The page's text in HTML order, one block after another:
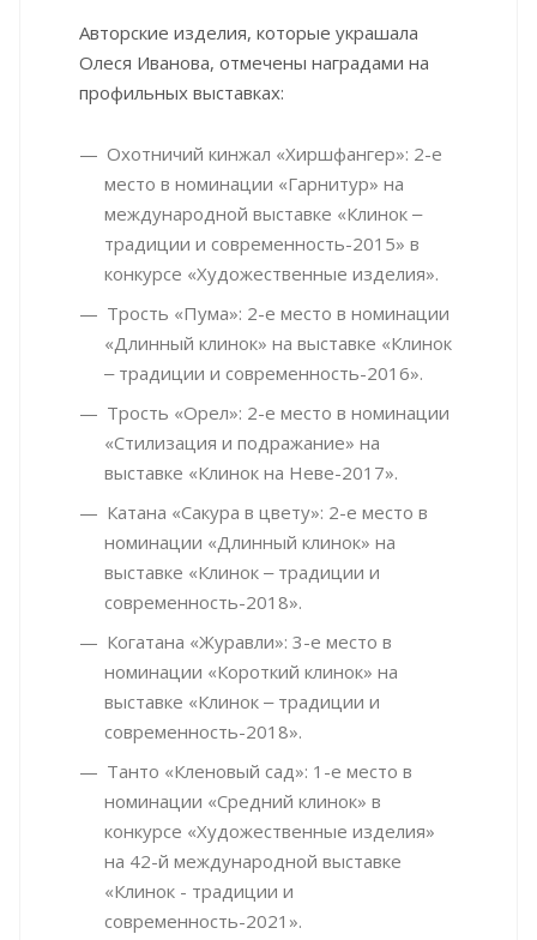
Авторские изделия, которые украшала
Олеся Иванова, отмечены наградами на
профильных выставках:
Охотничий кинжал «Хиршфангер»: 2-е
место в номинации «Гарнитур» на
международной выставке «Клинок ‒
традиции и современность-2015» в
конкурсе «Художественные изделия».
Трость «Пума»: 2-е место в номинации
«Длинный клинок» на выставке «Клинок
‒ традиции и современность-2016».
Трость «Орел»: 2-е место в номинации
«Стилизация и подражание» на
выставке «Клинок на Неве-2017».
Катана «Сакура в цвету»: 2-е место в
номинации «Длинный клинок» на
выставке «Клинок ‒ традиции и
современность-2018».
Когатана «Журавли»: 3-е место в
номинации «Короткий клинок» на
выставке «Клинок ‒ традиции и
современность-2018».
Танто «Кленовый сад»: 1-е место в
номинации «Средний клинок» в
конкурсе «Художественные изделия»
на 42-й международной выставке
«Клинок - традиции и
современность-2021».